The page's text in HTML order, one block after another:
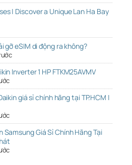
| Discover a Unique Lan Ha Bay
gỡ eSIM di động ra không?
Inverter 1 HP FTKM25AVMV
giá sỉ chính hãng tại TP.HCM |
Samsung Giá Sỉ Chính Hãng Tại